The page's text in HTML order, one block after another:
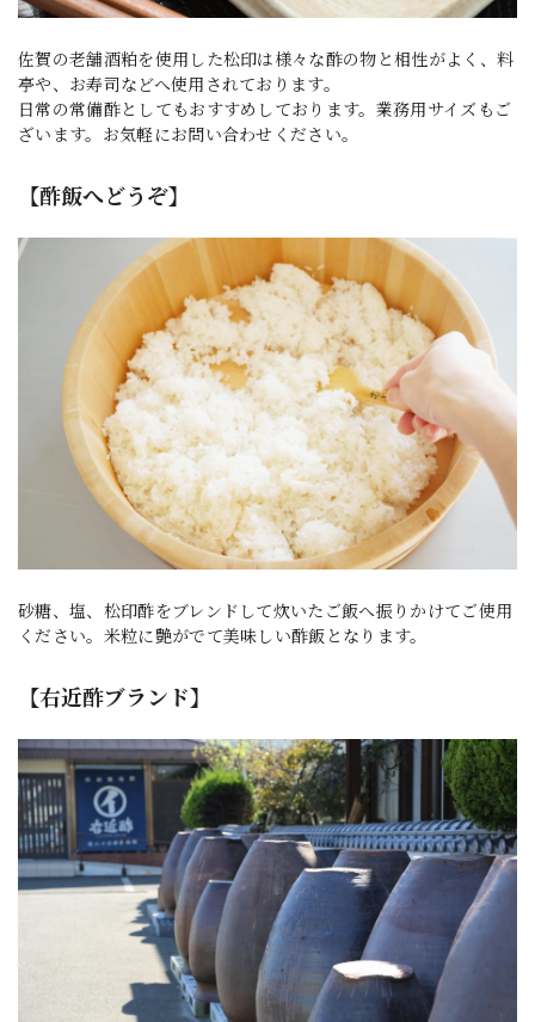
佐賀の老舗酒粕を使用した松印は様々な酢の物と相性がよく、料
亭や、お寿司などへ使用されております。
日常の常備酢としてもおすすめしております。業務用サイズもご
ざいます。お気軽にお問い合わせください。
【酢飯へどうぞ】
砂糖、塩、松印酢をブレンドして炊いたご飯へ振りかけてご使用
ください。米粒に艶がでて美味しい酢飯となります。
【右近酢ブランド】